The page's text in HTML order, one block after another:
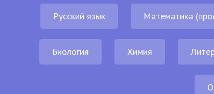
Русский язык Математика
Биология Химия